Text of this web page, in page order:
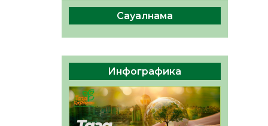
Руслан Рүстемұлы облыс
әкімінің кеңесшісі болып
тағайындалды
05.08.2026
38 0
Сауалнама
Инфографика